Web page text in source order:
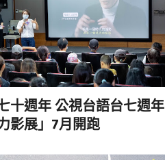
十週年 公視台語台七週年
影展」7月開跑